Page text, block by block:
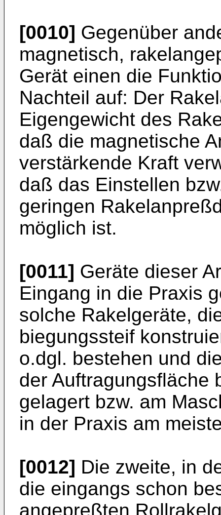
[0010] Gegenüber
magnetisch,
Gerät einen die
Nachteil auf: Der
Eigengewicht des
daß die magnetische
verstärkende Kraft
daß das Einstellen
geringen
möglich ist.
[0011] Geräte dieser
Eingang in die Praxis
solche Rakelgeräte,
biegungssteif
o.dgl. bestehen und
der Auftragungsfläche
gelagert bzw. am
in der Praxis am
[0012] Die zweite, in
die eingangs schon
angepreßten